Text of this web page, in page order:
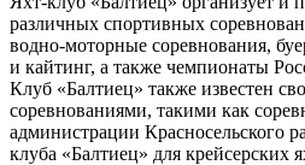
различных спортивных
водно-моторные соревнования,
и кайтинг, а также чемпионаты
Клуб «Балтиец» также известен
соревнованиями, такими как
администрации Красносельского
клуба «Балтиец» для крейсерских